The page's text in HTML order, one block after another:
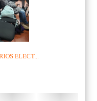
ELECT...